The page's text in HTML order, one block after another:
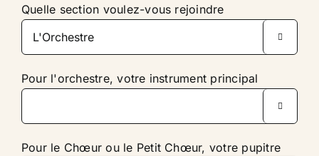
Quelle section voulez-vous rejoindre

Pour l'orchestre, votre instrument principal

Pour le Chœur ou le Petit Chœur, votre pupitre